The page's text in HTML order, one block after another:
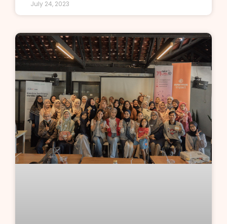
July 24, 2023